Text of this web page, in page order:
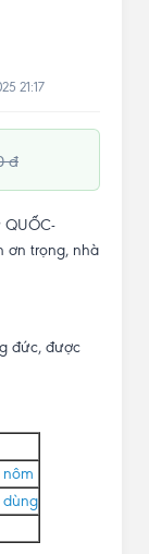
21:17
đ
QUỐC-
ơn trọng, nhà
đức, được